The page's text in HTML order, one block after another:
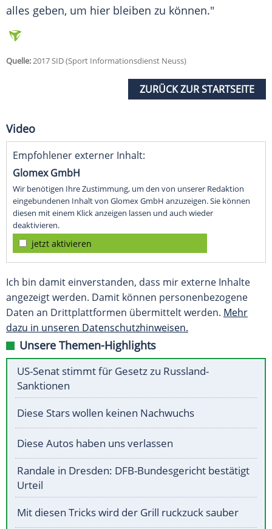
alles geben, um hier bleiben zu können."
Quelle:2017 SID (Sport Informationsdienst Neuss)
ZURÜCK ZUR STARTSEITE
Video
Empfohlener externer Inhalt:
Glomex GmbH
Wir benötigen Ihre Zustimmung, um den von unserer Redaktion
eingebundenen Inhalt von Glomex GmbH anzuzeigen. Sie können
diesen mit einem Klick anzeigen lassen und auch wieder
deaktivieren.
jetzt aktivieren
Ich bin damit einverstanden, dass mir externe Inhalte
angezeigt werden. Damit können personenbezogene
Daten an Drittplattformen übermittelt werden. Mehr
dazu in unseren Datenschutzhinweisen.
Unsere Themen-Highlights
US-Senat stimmt für Gesetz zu Russland-
Sanktionen
Diese Stars wollen keinen Nachwuchs
Diese Autos haben uns verlassen
Randale in Dresden: DFB-Bundesgericht bestätigt
Urteil
Mit diesen Tricks wird der Grill ruckzuck sauber